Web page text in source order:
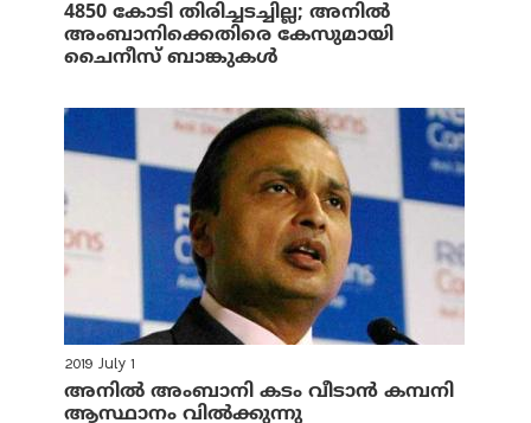
4850 കോടി തിരിച്ചടച്ചില്ല; അനില്‍
അംബാനിക്കെതിരെ കേസുമായി
ചൈനീസ് ബാങ്കുകള്‍
2019 July 1
അനില്‍ അംബാനി കടം വീടാന്‍ കമ്പനി
ആസ്ഥാനം വില്‍ക്കുന്നു